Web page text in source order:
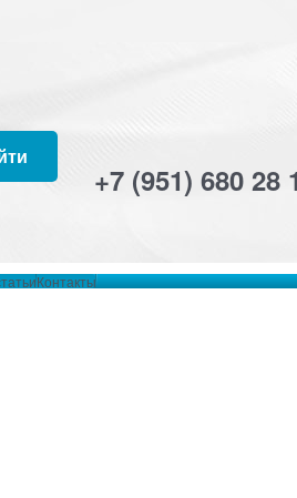
+7 (951) 680 28
Контакты